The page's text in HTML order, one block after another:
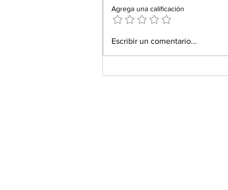
sufrida, pero victoria
Agrega una calificación
Escribir un comentario...